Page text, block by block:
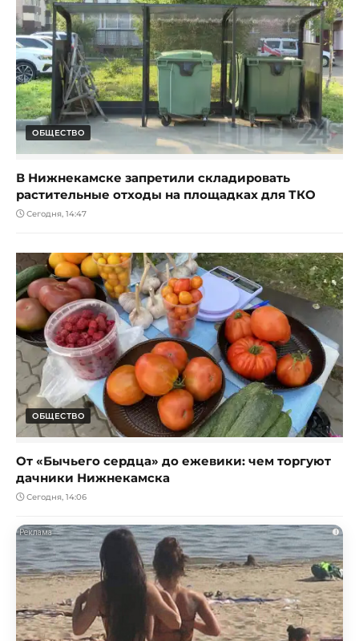
ОБЩЕСТВО
В Нижнекамске запретили складировать
растительные отходы на площадках для ТКО
Сегодня, 14:47
ОБЩЕСТВО
От «Бычьего сердца» до ежевики: чем торгуют
дачники Нижнекамска
Сегодня, 14:06
i